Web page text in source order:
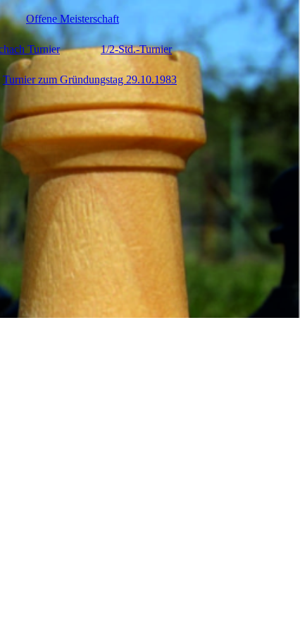
Offene Meisterschaft
Turnier 1/2-Std.-Turnier
Turnier zum Gründungstag 29.10.1983